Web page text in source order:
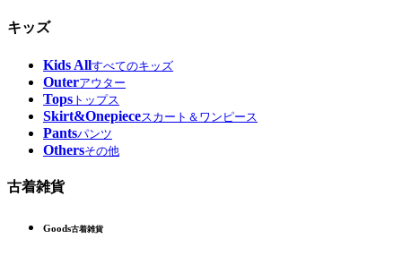
キッズ
Kids Allすべてのキッズ
Outerアウター
Tops トップス
Skirt&Onepieceスカート＆ワンピース
Pantsパンツ
Othersその他
古着雑貨
Goods古着雑貨